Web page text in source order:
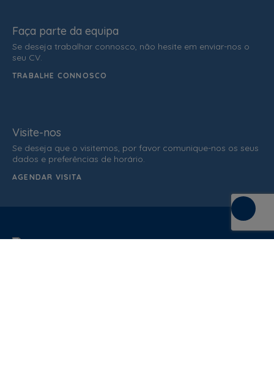
Faça parte da equipa
Se deseja trabalhar connosco, não hesite em enviar-nos o
seu CV.
TRABALHE CONNOSCO
Visite-nos
Se deseja que o visitemos, por favor comunique-nos os seus
dados e preferências de horário.
AGENDAR VISITA